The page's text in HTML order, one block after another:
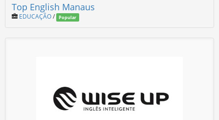
Top English Manaus
EDUCAÇÃO/ Popular